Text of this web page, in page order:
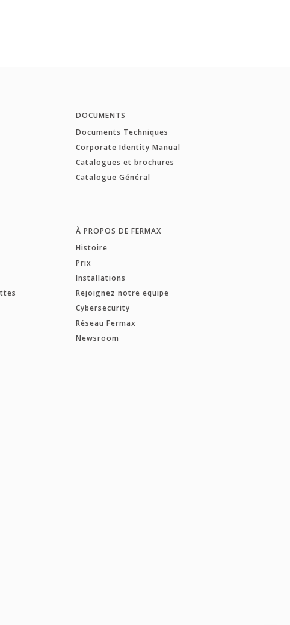
DOCUMENTS
Documents Techniques
Corporate Identity Manual
Catalogues et brochures
Catalogue Général
À PROPOS DE FERMAX
Histoire
Prix
Installations
Rejoignez notre equipe
Cybersecurity
Réseau Fermax
Newsroom